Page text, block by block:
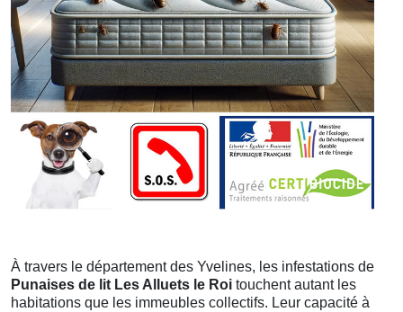
À travers le département des Yvelines, les infestations de
Punaises de lit Les Alluets le Roi touchent autant les
habitations que les immeubles collectifs. Leur capacité à